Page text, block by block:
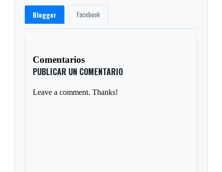
Blogger Facebook
Comentarios
PUBLICAR UN COMENTARIO
Leave a comment. Thanks!